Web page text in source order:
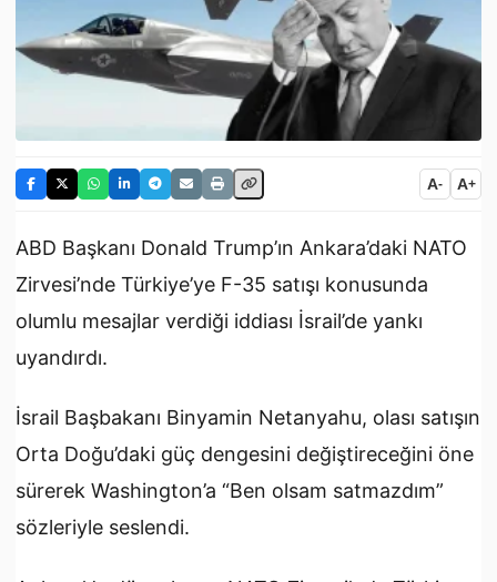
A- A+
ABD Başkanı Donald Trump’ın Ankara’daki NATO
Zirvesi’nde Türkiye’ye F-35 satışı konusunda
olumlu mesajlar verdiği iddiası İsrail’de yankı
uyandırdı.
İsrail Başbakanı Binyamin Netanyahu, olası satışın
Orta Doğu’daki güç dengesini değiştireceğini öne
sürerek Washington’a “Ben olsam satmazdım”
sözleriyle seslendi.